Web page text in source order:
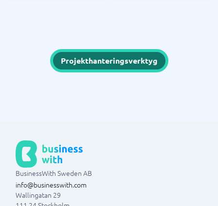
Projekthanteringsverktyg
BusinessWith Sweden AB
info@businesswith.com
Wallingatan 29